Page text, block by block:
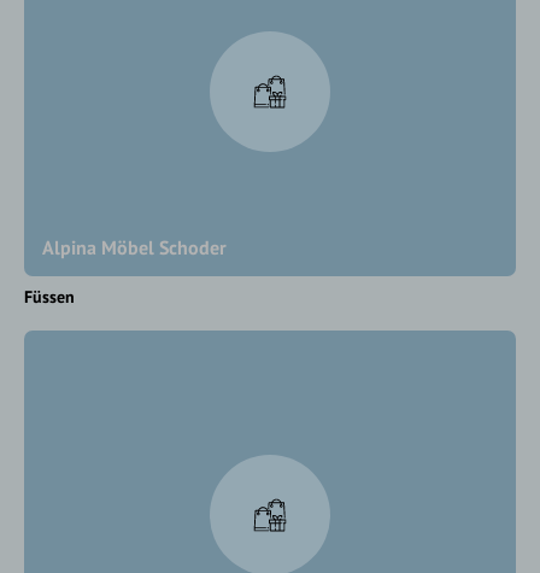
Alpina Möbel Schoder
Füssen